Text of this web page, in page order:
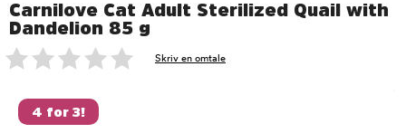
Carnilove Cat Adult Sterilized Quail with
Dandelion 85 g
Skriv en omtale
4 for 3!
foo